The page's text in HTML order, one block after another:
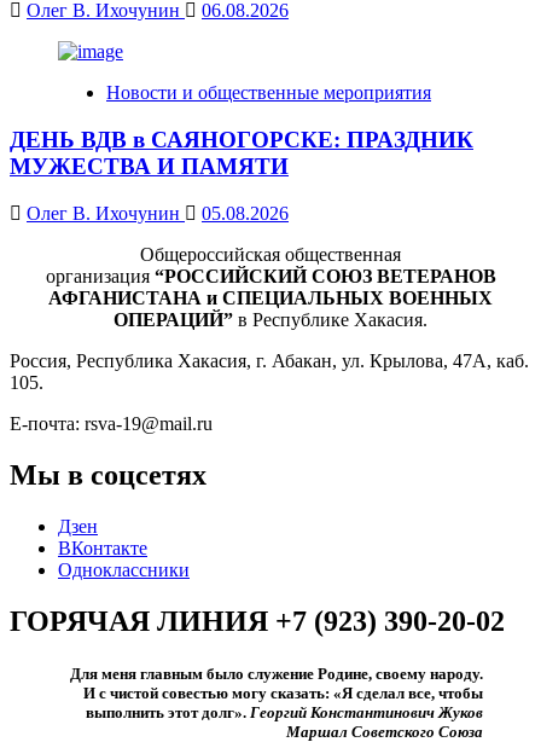
Олег В. Ихочунин 06.08.2026
Новости и общественные мероприятия
ДЕНЬ ВДВ в САЯНОГОРСКЕ: ПРАЗДНИК
МУЖЕСТВА И ПАМЯТИ
Олег В. Ихочунин
05.08.2026
Общероссийская общественная
организация “РОССИЙСКИЙ СОЮЗ ВЕТЕРАНОВ
АФГАНИСТАНА и СПЕЦИАЛЬНЫХ ВОЕННЫХ
ОПЕРАЦИЙ” в Республике Хакасия.
Россия, Республика Хакасия, г. Абакан, ул. Крылова, 47А, каб.
105.
Е-почта: rsva-19@mail.ru
Мы в соцсетях
Дзен
ВКонтакте
Одноклассники
ГОРЯЧАЯ ЛИНИЯ +7 (923) 390-20-02
Для меня главным было служение Родине, своему народу.
И с чистой совестью могу сказать: «Я сделал все, чтобы
выполнить этот долг».​ Георгий Константинович Жуков
Маршал Советского Союза